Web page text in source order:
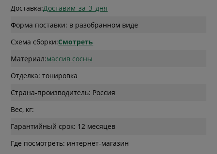
Доставка:Доставим_за_3_дня
Форма поставки: в разобранном виде
Схема сборки:Смотреть
Материал:массив сосны
Отделка: тонировка
Страна-производитель: Россия
Вес, кг:
Гарантийный срок: 12 месяцев
Где посмотреть: интернет-магазин